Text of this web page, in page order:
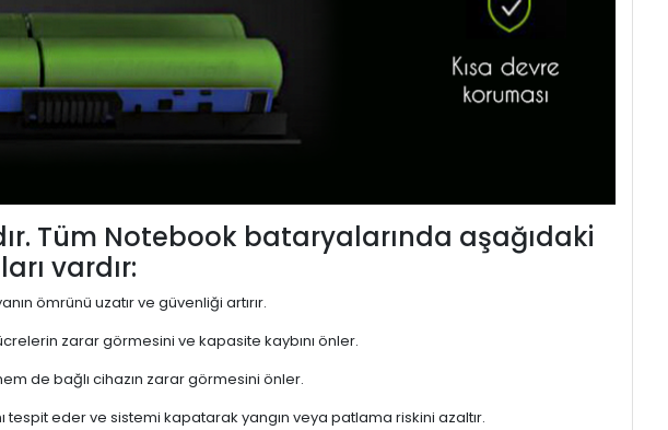
Tüm Notebook bataryalarında aşağıdaki
vardır:
ömrünü uzatır ve güvenliği artırır.
zarar görmesini ve kapasite kaybını önler.
de bağlı cihazın zarar görmesini önler.
eder ve sistemi kapatarak yangın veya patlama riskini azaltır.